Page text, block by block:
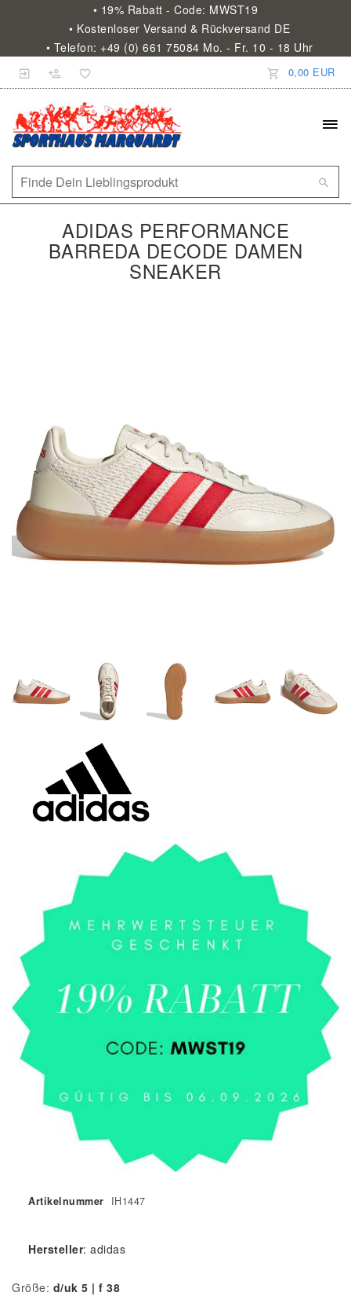
• 19% Rabatt - Code: MWST19
• Kostenloser Versand & Rückversand DE
• Telefon: +49 (0) 661 75084 Mo. - Fr. 10 - 18 Uhr
0,00 EUR
ADIDAS PERFORMANCE
BARREDA DECODE DAMEN
SNEAKER
Artikelnummer IH1447
Hersteller: adidas
Größe: d/uk 5 | f 38